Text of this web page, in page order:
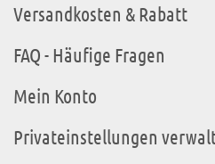
Versandkosten & Rabatt
FAQ - Häufige Fragen
Mein Konto
Privateinstellungen